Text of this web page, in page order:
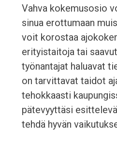
Vahva kokemusosio
sinua erottumaan
voit korostaa
erityistaitoja tai
työnantajat haluavat
on tarvittavat taidot
tehokkaasti
pätevyyttäsi
tehdä hyvän